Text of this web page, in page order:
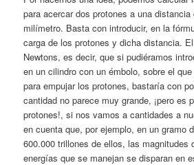
para acercar dos protones a una
milímetro. Basta con introducir, en la
carga de los protones y dicha distancia.
Newtons, es decir, que si pudiéramos
en un cilindro con un émbolo, sobre el
para empujar los protones, bastaría con
cantidad no parece muy grande, ¡pero es
protones!, si nos vamos a cantidades a
en cuenta que, por ejemplo, en un gramo
600.000 trillones de ellos, las magnitudes
energías que se manejan se disparan en